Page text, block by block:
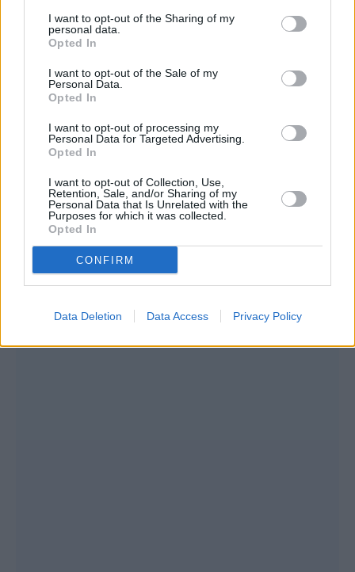
I want to opt-out of the Sharing of my
personal data.
Opted In
I want to opt-out of the Sale of my
Personal Data.
Opted In
I want to opt-out of processing my
Personal Data for Targeted Advertising.
Opted In
I want to opt-out of Collection, Use,
Retention, Sale, and/or Sharing of my
Personal Data that Is Unrelated with the
Purposes for which it was collected.
Opted In
CONFIRM
Data Deletion Data Access Privacy Policy
κατέστη δυνατή η επαναφορά του.
Συνεντεύξεις 18/11/2025
Δήμητρα Δερζέκου: «Λέω τη δική μου
αλήθεια»
Συνεντεύξεις 18/11/2025
Τζεφ Μοντάνα: «Κανένας δεν μπορεί
να σου πει ποιος είσαι»